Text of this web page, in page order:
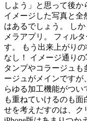
しよう」と思って後
イメージした写真と
はあるでしょう。 し
メラアプリ。 フィル
す。 もう出来上がり
なし！ イメージ通り
タンプやコラージュも
ージュがメインですが
らゆる加工機能がつ
も重ねていけるのも
せを考えだすのは、ク